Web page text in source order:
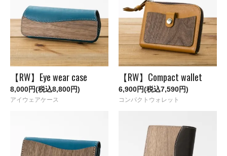
【RW】Eye wear case
8,000円(税込8,800円)
アイウェアケース
【RW】Compact wallet
6,900円(税込7,590円)
コンパクトウォレット